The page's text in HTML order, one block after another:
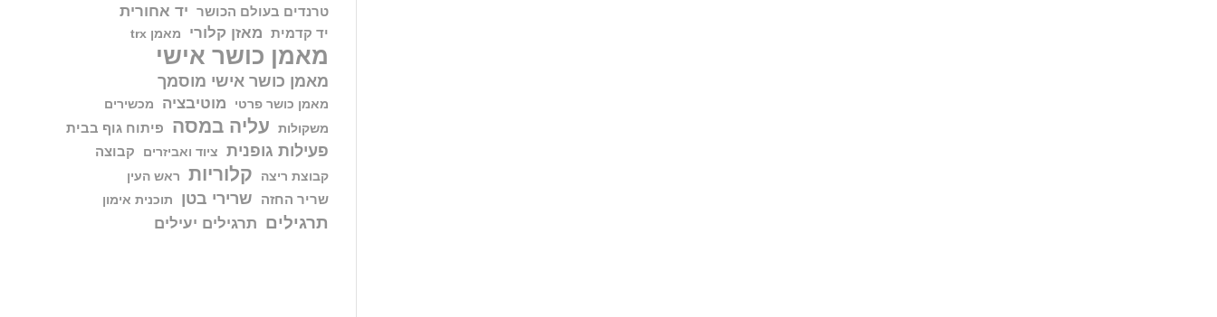
טרנדים בעולם הכושר יד אחורית
יד קדמית מאזן קלורי מאמן trx
מאמן כושר אישי
מאמן כושר אישי מוסמך
מאמן כושר פרטי מוטיבציה
מכשירים
משקולות
עליה במסה פיתוח גוף בבית
פעילות גופנית ציוד ואביזרים קבוצה
קבוצת ריצה קלוריות ראש העין
שריר החזה שרירי בטן תוכנית אימון
תרגילים תרגילים יעילים